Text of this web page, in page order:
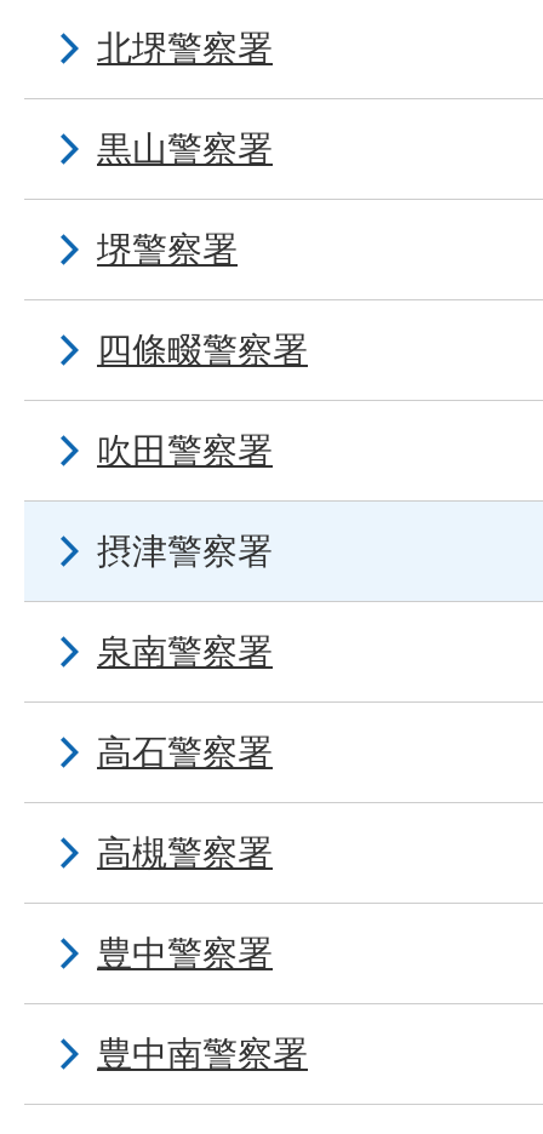
北堺警察署
黒山警察署
堺警察署
四條畷警察署
吹田警察署
摂津警察署
泉南警察署
高石警察署
高槻警察署
豊中警察署
豊中南警察署